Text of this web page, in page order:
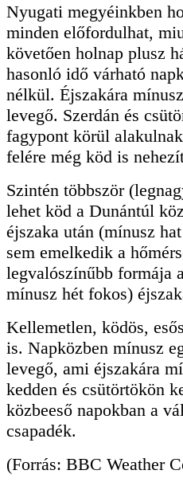
Nyugati megyéinkben
minden előfordulhat,
követően holnap plusz
hasonló idő várható
nélkül. Éjszakára
levegő. Szerdán és
fagypont körül
felére még köd is
Szintén többször
lehet köd a Dunántúl
éjszaka után (mínusz
sem emelkedik a
legvalószínűbb formája
mínusz hét fokos)
Kellemetlen, ködös,
is. Napközben mínusz
levegő, ami éjszakára
kedden és csütörtökön
közbeeső napokban a
csapadék.
(Forrás: BBC Weather